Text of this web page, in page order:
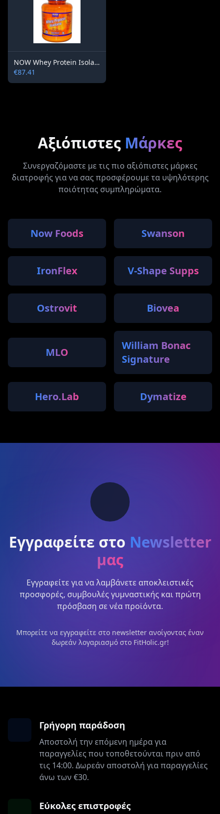
NOW Whey Protein Isolate /Flavoured/ 2268 g.
€87.41
Αξιόπιστες Μάρκες
Συνεργαζόμαστε με τις πιο αξιόπιστες μάρκες
διατροφής για να σας προσφέρουμε τα υψηλότερης
ποιότητας συμπληρώματα.
Now Foods Swanson
IronFlex V-Shape Supps
Ostrovit Biovea
MLO
William Bonac
Signature
Hero.Lab Dymatize
Εγγραφείτε στο Newsletter
μας
Εγγραφείτε για να λαμβάνετε αποκλειστικές
προσφορές, συμβουλές γυμναστικής και πρώτη
πρόσβαση σε νέα προϊόντα.
Μπορείτε να εγγραφείτε στο newsletter ανοίγοντας έναν
δωρεάν λογαριασμό στο FitHolic.gr!
Γρήγορη παράδοση
Αποστολή την επόμενη ημέρα για
παραγγελίες που τοποθετούνται πριν από
τις 14:00. Δωρεάν αποστολή για παραγγελίες
άνω των €30.
Εύκολες επιστροφές